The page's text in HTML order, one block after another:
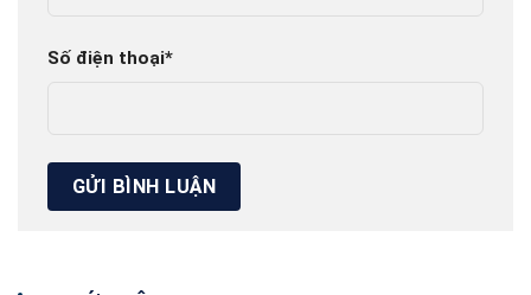
Số điện thoại*